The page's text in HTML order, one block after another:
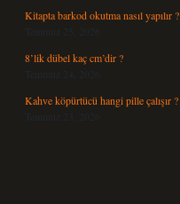
Kitapta barkod okutma nasıl yapılır ?
Temmuz 25, 2026
8’lik dübel kaç cm’dir ?
Temmuz 24, 2026
Kahve köpürtücü hangi pille çalışır ?
Temmuz 23, 2026